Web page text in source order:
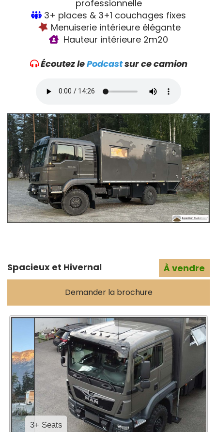
professionnelle
3+ places & 3+1 couchages fixes
Menuiserie intérieure élégante
Hauteur intérieure 2m20
Écoutez lePodcastsur ce camion
Spacieux et Hivernal À vendre
Demander la brochure